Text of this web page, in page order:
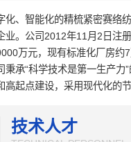
与
在
线
化、智能化的精梳紧密赛络
业。公司2012年11月2日注
万元，现有标准化厂房约
秉承“科学技术是第一生产力
高起点建设，采用现代化的
障。
技术人才